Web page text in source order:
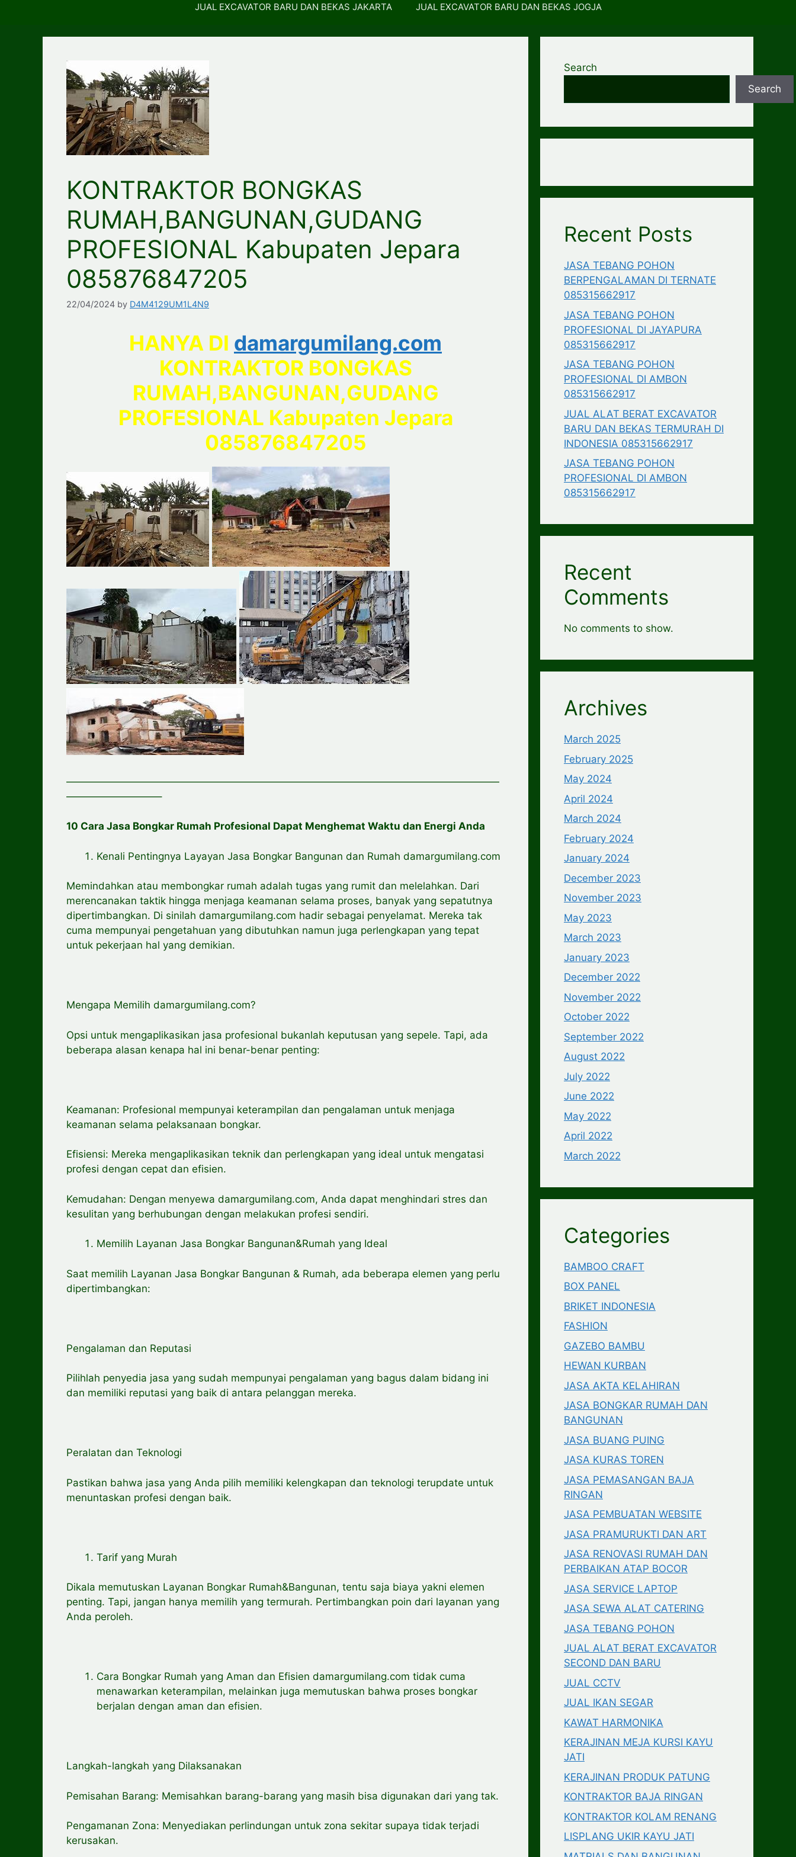
JUAL EXCAVATOR BARU DAN BEKAS JAKARTA JUAL EXCAVATOR BARU DAN BEKAS JOGJA
KONTRAKTOR BONGKAS
RUMAH,BANGUNAN,GUDANG
PROFESIONAL Kabupaten Jepara
085876847205
22/04/2024 by D4M4129UM1L4N9
HANYA DI damargumilang.com
KONTRAKTOR BONGKAS
RUMAH,BANGUNAN,GUDANG
PROFESIONAL Kabupaten Jepara
085876847205
———————————————————————————————————————————
—————————–
10 Cara Jasa Bongkar Rumah Profesional Dapat Menghemat Waktu dan Energi Anda
Kenali Pentingnya Layayan Jasa Bongkar Bangunan dan Rumah damargumilang.com
Memindahkan atau membongkar rumah adalah tugas yang rumit dan melelahkan. Dari
merencanakan taktik hingga menjaga keamanan selama proses, banyak yang sepatutnya
dipertimbangkan. Di sinilah damargumilang.com hadir sebagai penyelamat. Mereka tak
cuma mempunyai pengetahuan yang dibutuhkan namun juga perlengkapan yang tepat
untuk pekerjaan hal yang demikian.
Mengapa Memilih damargumilang.com?
Opsi untuk mengaplikasikan jasa profesional bukanlah keputusan yang sepele. Tapi, ada
beberapa alasan kenapa hal ini benar-benar penting:
Keamanan: Profesional mempunyai keterampilan dan pengalaman untuk menjaga
keamanan selama pelaksanaan bongkar.
Efisiensi: Mereka mengaplikasikan teknik dan perlengkapan yang ideal untuk mengatasi
profesi dengan cepat dan efisien.
Kemudahan: Dengan menyewa damargumilang.com, Anda dapat menghindari stres dan
kesulitan yang berhubungan dengan melakukan profesi sendiri.
Memilih Layanan Jasa Bongkar Bangunan&Rumah yang Ideal
Saat memilih Layanan Jasa Bongkar Bangunan & Rumah, ada beberapa elemen yang perlu
dipertimbangkan:
Pengalaman dan Reputasi
Pilihlah penyedia jasa yang sudah mempunyai pengalaman yang bagus dalam bidang ini
dan memiliki reputasi yang baik di antara pelanggan mereka.
Peralatan dan Teknologi
Pastikan bahwa jasa yang Anda pilih memiliki kelengkapan dan teknologi terupdate untuk
menuntaskan profesi dengan baik.
Tarif yang Murah
Dikala memutuskan Layanan Bongkar Rumah&Bangunan, tentu saja biaya yakni elemen
penting. Tapi, jangan hanya memilih yang termurah. Pertimbangkan poin dari layanan yang
Anda peroleh.
Cara Bongkar Rumah yang Aman dan Efisien damargumilang.com tidak cuma
menawarkan keterampilan, melainkan juga memutuskan bahwa proses bongkar
berjalan dengan aman dan efisien.
Langkah-langkah yang Dilaksanakan
Pemisahan Barang: Memisahkan barang-barang yang masih bisa digunakan dari yang tak.
Pengamanan Zona: Menyediakan perlindungan untuk zona sekitar supaya tidak terjadi
kerusakan.
Search
Search
Recent Posts
JASA TEBANG POHON
BERPENGALAMAN DI TERNATE
085315662917
JASA TEBANG POHON
PROFESIONAL DI JAYAPURA
085315662917
JASA TEBANG POHON
PROFESIONAL DI AMBON
085315662917
JUAL ALAT BERAT EXCAVATOR
BARU DAN BEKAS TERMURAH DI
INDONESIA 085315662917
JASA TEBANG POHON
PROFESIONAL DI AMBON
085315662917
Recent
Comments
No comments to show.
Archives
March 2025
February 2025
May 2024
April 2024
March 2024
February 2024
January 2024
December 2023
November 2023
May 2023
March 2023
January 2023
December 2022
November 2022
October 2022
September 2022
August 2022
July 2022
June 2022
May 2022
April 2022
March 2022
Categories
BAMBOO CRAFT
BOX PANEL
BRIKET INDONESIA
FASHION
GAZEBO BAMBU
HEWAN KURBAN
JASA AKTA KELAHIRAN
JASA BONGKAR RUMAH DAN
BANGUNAN
JASA BUANG PUING
JASA KURAS TOREN
JASA PEMASANGAN BAJA
RINGAN
JASA PEMBUATAN WEBSITE
JASA PRAMURUKTI DAN ART
JASA RENOVASI RUMAH DAN
PERBAIKAN ATAP BOCOR
JASA SERVICE LAPTOP
JASA SEWA ALAT CATERING
JASA TEBANG POHON
JUAL ALAT BERAT EXCAVATOR
SECOND DAN BARU
JUAL CCTV
JUAL IKAN SEGAR
KAWAT HARMONIKA
KERAJINAN MEJA KURSI KAYU
JATI
KERAJINAN PRODUK PATUNG
KONTRAKTOR BAJA RINGAN
KONTRAKTOR KOLAM RENANG
LISPLANG UKIR KAYU JATI